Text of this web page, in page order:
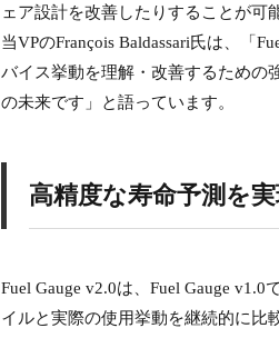
ェア設計を改善したりすることが可
当VPのFrançois Baldassari氏は、「
バイス挙動を理解・改善するための
の未来です」と語っています。
高精度な寿命予測を
Fuel Gauge v2.0は、Fuel Gauge
イルと実際の使用挙動を継続的に比